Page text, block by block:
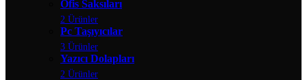
Ofis Saksıları
2 Ürünler
Pc Taşıyıcılar
3 Ürünler
Yazıcı Dolapları
2 Ürünler